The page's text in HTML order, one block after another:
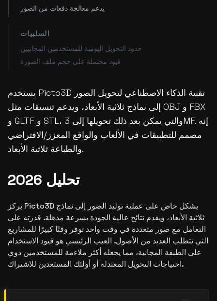
يدعم معالجة دفعات من الصور
السلبيات
حدود التحويل اليومية للمستخدمين المجانيين
قيود محتملة على حجم ملف الصورة
يستخدم Picto3D تقنية الذكاء الاصطناعي لتحويل الصور
إلى نماذج ثلاثية الأبعاد، ويدعم تنسيقات مثل OBJ و FBX
و GLTF و STL، والتي يمكن بعد ذلك تحويلها إلى 3MF. إنه
مصمم للتطبيقات في الألعاب والواقع المعزز/الافتراضي
والطباعة ثلاثية الأبعاد.
تحليل 2026
يركز Picto3D بشكل خاص على عملية توليد الصور إلى نماذج
ثلاثية الأبعاد، ويقدم نتائج عالية الجودة بسرعة مذهلة. قدرته على
التعامل مع صور متعددة في وقت واحد توفر وقتًا كبيرًا للمشاريع
التي تتطلب العديد من الأصول. العيب الرئيسي هو قيود الاستخدام
على الطبقة المجانية، مما يجعله أكثر ملاءمة للمستخدمين ذوي
احتياجات التحويل المعتدلة أو أولئك المستعدين للاشتراك.